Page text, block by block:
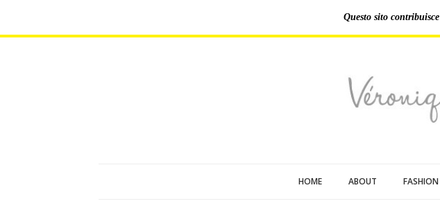
Questo sito contribuisce
HOME ABOUT FASHION